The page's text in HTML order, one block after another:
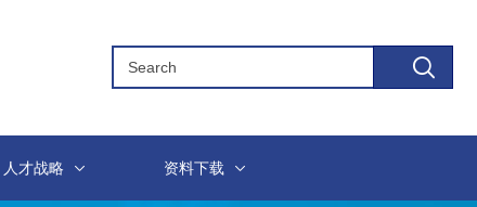
人才战略 资料下载